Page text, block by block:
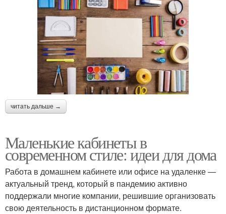
читать дальше →
Маленькие кабинеты в
современном стиле: идеи для дома
Работа в домашнем кабинете или офисе на удаленке —
актуальный тренд, который в пандемию активно
поддержали многие компании, решившие организовать
свою деятельность в дистанционном формате.